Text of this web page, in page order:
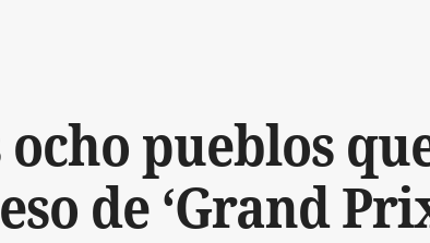
ocho pueblos
de ‘Grand